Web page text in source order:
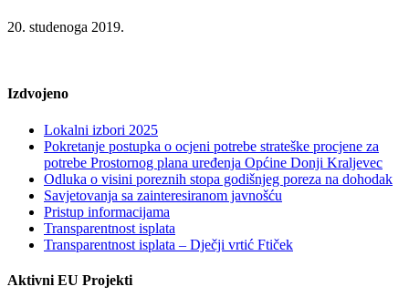
20. studenoga 2019.
Izdvojeno
Lokalni izbori 2025
Pokretanje postupka o ocjeni potrebe strateške procjene za
potrebe Prostornog plana uređenja Općine Donji Kraljevec
Odluka o visini poreznih stopa godišnjeg poreza na dohodak
Savjetovanja sa zainteresiranom javnošću
Pristup informacijama
Transparentnost isplata
Transparentnost isplata – Dječji vrtić Ftiček
Aktivni EU Projekti